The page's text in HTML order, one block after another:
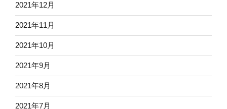
2021年12月
2021年11月
2021年10月
2021年9月
2021年8月
2021年7月